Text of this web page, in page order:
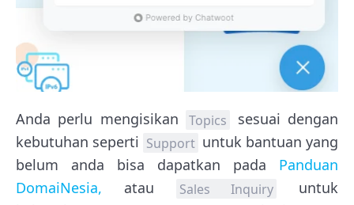
Anda perlu mengisikan Topics
sesuai dengan
kebutuhan seperti Support untuk bantuan yang
belum anda bisa dapatkan pada Panduan
DomaiNesia, atau Sales Inquiry
untuk